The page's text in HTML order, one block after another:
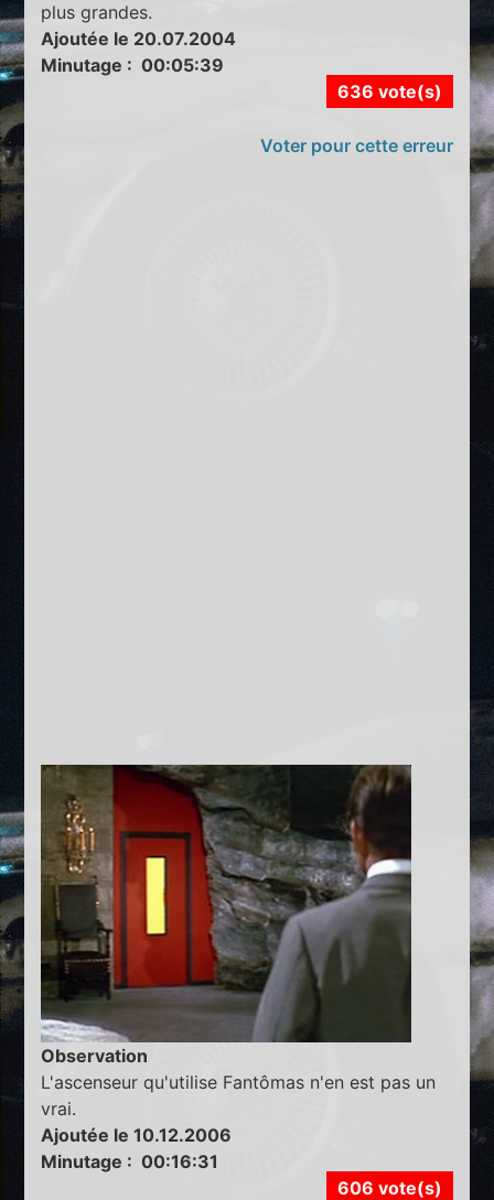
plus grandes.
Ajoutée le 20.07.2004
Minutage : 00:05:39
636 vote(s)
Voter pour cette erreur
Observation
L'ascenseur qu'utilise Fantômas n'en est pas un
vrai.
Ajoutée le 10.12.2006
Minutage : 00:16:31
606 vote(s)